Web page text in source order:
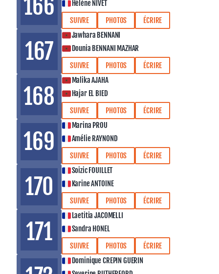
166
Hélène NIVET
SUIVRE
PHOTOS ÉCRIRE
167
Jawhara BENNANI
Dounia BENNANI MAZHAR
SUIVRE
PHOTOS ÉCRIRE
168
Malika AJAHA
Hajar EL BIED
SUIVRE
PHOTOS ÉCRIRE
169
Marina PROU
Amélie RAYNOND
SUIVRE
PHOTOS ÉCRIRE
170
Soizic FOUILLET
Karine ANTOINE
SUIVRE
PHOTOS ÉCRIRE
171
Laetitia JACOMELLI
Sandra HONEL
SUIVRE
PHOTOS ÉCRIRE
Dominique CREPIN GUERIN